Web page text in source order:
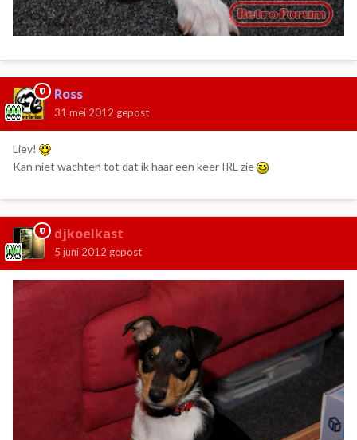
Ross
31 mei 2012 gepost
Liev!
Kan niet wachten tot dat ik haar een keer IRL zie
djkoelkast
5 juni 2012 gepost